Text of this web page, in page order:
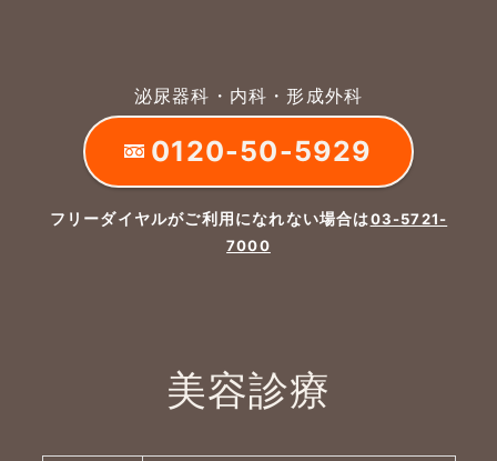
泌尿器科・内科・形成外科
0120-50-5929
フリーダイヤルがご利用になれない場合は03-5721-
7000
美容診療